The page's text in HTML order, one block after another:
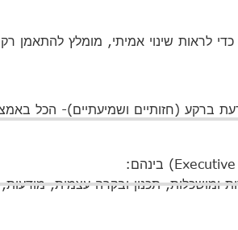
ברקע (חזותיים ושמיעתיים)- הכל
ומושכלות, תכנון ובקרה עצמית,